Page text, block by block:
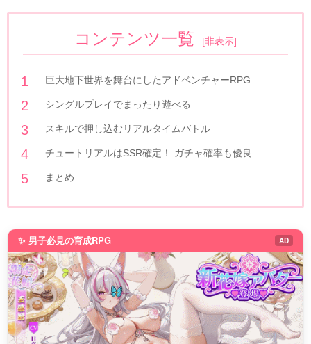
コンテンツ一覧 [非表示]
巨大地下世界を舞台にしたアドベンチャーRPG
シングルプレイでまったり遊べる
スキルで押し込むリアルタイムバトル
チュートリアルはSSR確定！ ガチャ確率も優良
まとめ
✨ 男子必見の育成RPG AD